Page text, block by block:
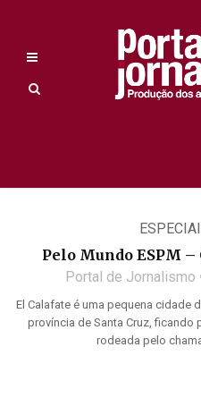
Pelo Mundo ESPM
Portal de Jornalismo
El Calafate é uma pequena cidade
província de Santa Cruz, ficando
rodeada pelo